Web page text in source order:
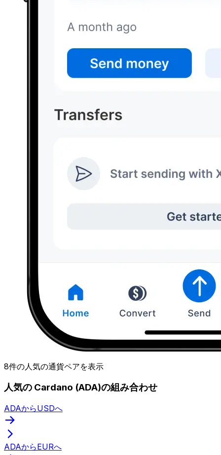
8件の人気の通貨ペアを表示
人気の Cardano (ADA)の組み合わせ
ADAからUSDへ
ADAからEURへ